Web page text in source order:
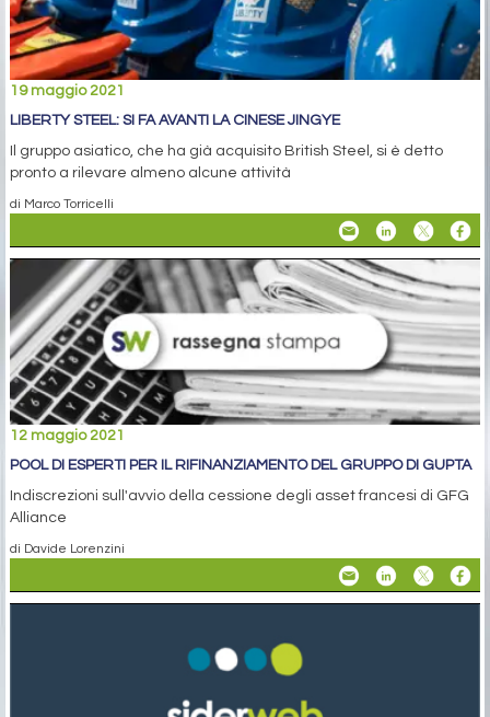
19 maggio 2021
LIBERTY STEEL: SI FA AVANTI LA CINESE JINGYE
Il gruppo asiatico, che ha già acquisito British Steel, si è detto
pronto a rilevare almeno alcune attività
di Marco Torricelli
12 maggio 2021
POOL DI ESPERTI PER IL RIFINANZIAMENTO DEL GRUPPO DI GUPTA
Indiscrezioni sull'avvio della cessione degli asset francesi di GFG
Alliance
di Davide Lorenzini